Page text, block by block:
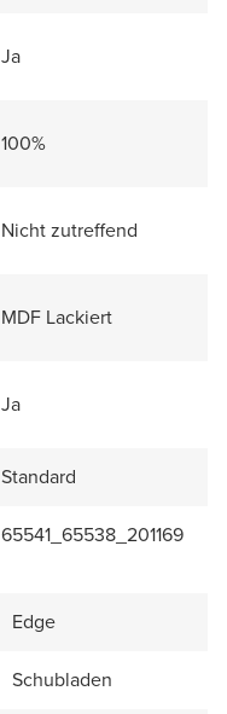
Ja
100%
Nicht zutreffend
MDF Lackiert
Ja
Standard
65541_65538_201169
Edge
Schubladen